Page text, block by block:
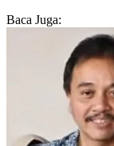
Baca Juga: